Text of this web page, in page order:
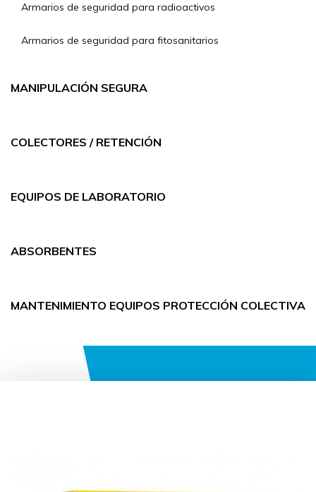
Armarios de seguridad para radioactivos
Armarios de seguridad para fitosanitarios
MANIPULACIÓN SEGURA
COLECTORES / RETENCIÓN
EQUIPOS DE LABORATORIO
ABSORBENTES
MANTENIMIENTO EQUIPOS PROTECCIÓN COLECTIVA